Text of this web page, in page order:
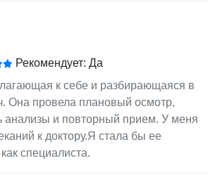
Рекомендует: Да
к себе и разбирающаяся в
Она провела плановый осмотр,
анализы и повторный прием. У меня
к доктору.Я стала бы ее
специалиста.